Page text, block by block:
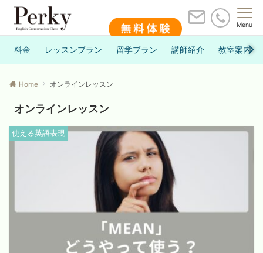
Menu
料金 レッスンプラン 留学プラン 講師紹介 教室案内
Home オンラインレッスン
オンラインレッスン
使える英語表現